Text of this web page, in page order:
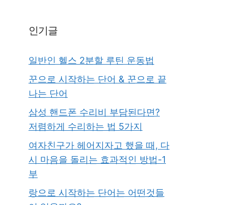
인기글
일반인 헬스 2분할 루틴 운동법
꾼으로 시작하는 단어 & 꾼으로 끝
나는 단어
삼성 핸드폰 수리비 부담된다면?
저렴하게 수리하는 법 5가지
여자친구가 헤어지자고 했을 때, 다
시 마음을 돌리는 효과적인 방법-1
부
랑으로 시작하는 단어는 어떤것들